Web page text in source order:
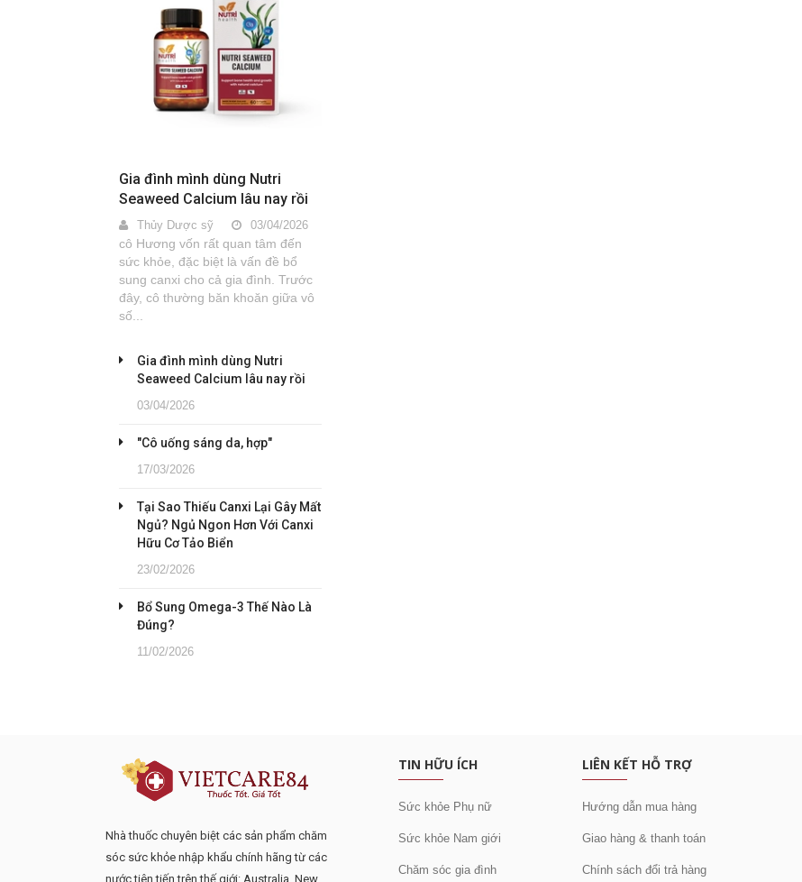
Gia đình mình dùng Nutri
Seaweed Calcium lâu nay rồi
Thủy Dược sỹ 03/04/2026
cô Hương vốn rất quan tâm đến
sức khỏe, đặc biệt là vấn đề bổ
sung canxi cho cả gia đình. Trước
đây, cô thường băn khoăn giữa vô
số...
Gia đình mình dùng Nutri
Seaweed Calcium lâu nay rồi
03/04/2026
"Cô uống sáng da, hợp"
17/03/2026
Tại Sao Thiếu Canxi Lại Gây Mất
Ngủ? Ngủ Ngon Hơn Với Canxi
Hữu Cơ Tảo Biển
23/02/2026
Bổ Sung Omega-3 Thế Nào Là
Đúng?
11/02/2026
Nhà thuốc chuyên biệt các sản phẩm chăm
sóc sức khỏe nhập khẩu chính hãng từ các
nước tiên tiến trên thế giới: Australia, New
TIN HỮU ÍCH
Sức khỏe Phụ nữ
Sức khỏe Nam giới
Chăm sóc gia đình
LIÊN KẾT HỖ TRỢ
Hướng dẫn mua hàng
Giao hàng & thanh toán
Chính sách đổi trả hàng